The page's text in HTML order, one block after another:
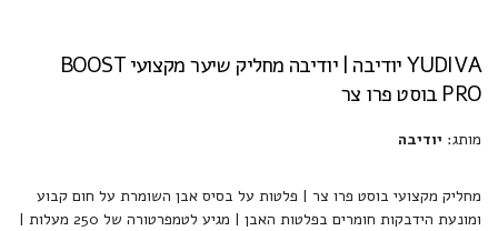
YUDIVA יודיבה | יודיבה מחליק שיער מקצועי BOOST
PRO בוסט פרו צר
מותג: יודיבה
מחליק מקצועי בוסט פרו צר | פלטות על בסיס אבן השומרת על חום קבוע
ומונעת הידבקות חומרים בפלטות האבן | מגיע לטמפרטורה של 250 מעלות |